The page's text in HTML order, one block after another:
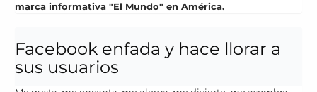
marca informativa "El Mundo" en América.
Facebook enfada y hace llorar a
sus usuarios